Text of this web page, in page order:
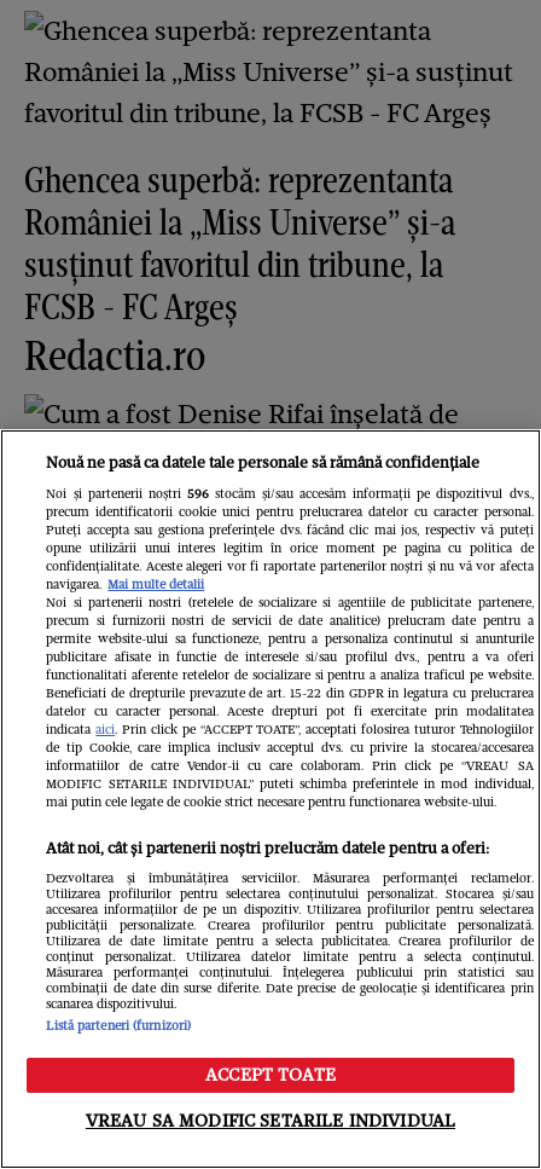
Ghencea superbă: reprezentanta
României la „Miss Universe” și-a
susținut favoritul din tribune, la
FCSB - FC Argeș
Redactia.ro
Cum a fost Denise Rifai înșelată de
fostul iubit? Prezentatoarea a făcut
dezvăluirea în direct, la TV
Libertatea.ro
Povestea tânărului cu deficiență de
auz care reprezintă România la
concursuri mondiale de frumusețe:
„Limitele există doar atunci când
renunțăm la visurile noastre”
Meniu Caută
Nouă ne pasă ca datele tale personale să rămână confidențiale
Noi și partenerii noștri 596stocăm și/sau accesăm informații pe dispozitivul dvs.,
precum identificatorii cookie unici pentru prelucrarea datelor cu caracter personal.
Puteți accepta sau gestiona preferințele dvs. făcând clic mai jos, respectiv vă puteți
opune utilizării unui interes legitim în orice moment pe pagina cu politica de
confidențialitate. Aceste alegeri vor fi raportate partenerilor noștri și nu vă vor afecta
navigarea. Mai multe detalii
Noi si partenerii nostri (retelele de socializare si agentiile de publicitate partenere,
precum si furnizorii nostri de servicii de date analitice) prelucram date pentru a
permite website-ului sa functioneze, pentru a personaliza continutul si anunturile
publicitare afisate in functie de interesele si/sau profilul dvs., pentru a va oferi
functionalitati aferente retelelor de socializare si pentru a analiza traficul pe website.
Beneficiati de drepturile prevazute de art. 15-22 din GDPR in legatura cu prelucrarea
datelor cu caracter personal. Aceste drepturi pot fi exercitate prin modalitatea
indicataaici. Prin click pe “ACCEPT TOATE”, acceptati folosirea tuturor Tehnologiilor
de tip Cookie, care implica inclusiv acceptul dvs. cu privire la stocarea/accesarea
informatiilor de catre Vendor-ii cu care colaboram. Prin click pe “VREAU SA
MODIFIC SETARILE INDIVIDUAL” puteti schimba preferintele in mod individual,
mai putin cele legate de cookie strict necesare pentru functionarea website-ului.
Atât noi, cât și partenerii noștri prelucrăm datele pentru a oferi:
Dezvoltarea și îmbunătățirea serviciilor. Măsurarea performanței reclamelor.
Utilizarea profilurilor pentru selectarea conținutului personalizat. Stocarea și/sau
accesarea informațiilor de pe un dispozitiv. Utilizarea profilurilor pentru selectarea
publicității personalizate. Crearea profilurilor pentru publicitate personalizată.
Utilizarea de date limitate pentru a selecta publicitatea. Crearea profilurilor de
conținut personalizat. Utilizarea datelor limitate pentru a selecta conținutul.
Măsurarea performanței conținutului. Înțelegerea publicului prin statistici sau
combinații de date din surse diferite. Date precise de geolocație și identificarea prin
scanarea dispozitivului.
Listă parteneri (furnizori)
ACCEPT TOATE
VREAU SA MODIFIC SETARILE INDIVIDUAL